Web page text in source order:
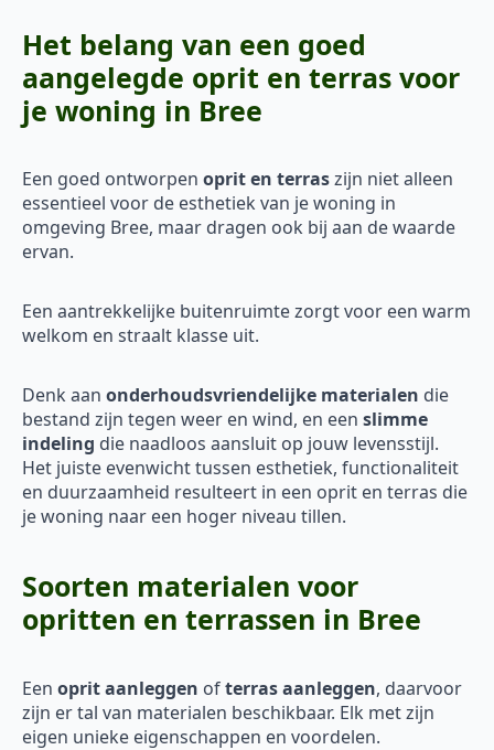
Het belang van een goed
aangelegde oprit en terras voor
je woning in Bree
Een goed ontworpen oprit en terraszijn niet alleen
essentieel voor de esthetiek van je woning in
omgeving Bree, maar dragen ook bij aan de waarde
ervan.
Een aantrekkelijke buitenruimte zorgt voor een warm
welkom en straalt klasse uit.
Denk aan onderhoudsvriendelijke materialen die
bestand zijn tegen weer en wind, en een slimme
indeling die naadloos aansluit op jouw levensstijl.
Het juiste evenwicht tussen esthetiek, functionaliteit
en duurzaamheid resulteert in een oprit en terras die
je woning naar een hoger niveau tillen.
Soorten materialen voor
opritten en terrassen in Bree
Een oprit aanleggen ofterras aanleggen, daarvoor
zijn er tal van materialen beschikbaar. Elk met zijn
eigen unieke eigenschappen en voordelen.